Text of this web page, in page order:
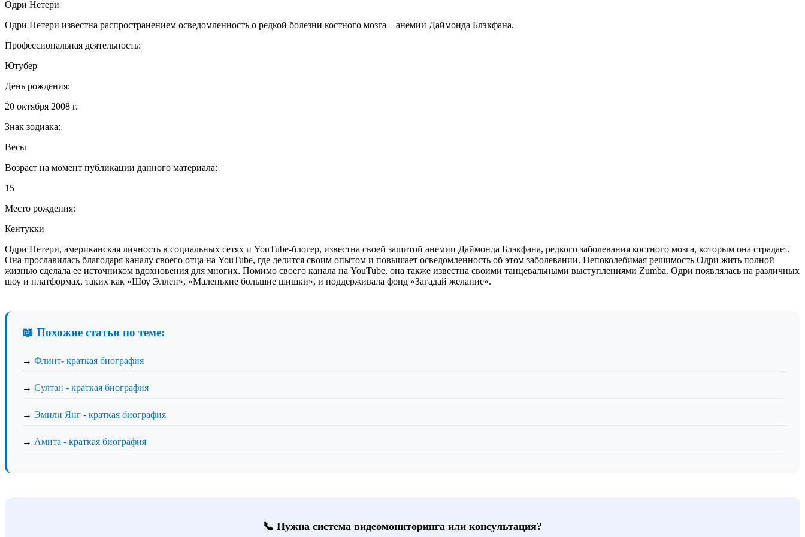
Одри Нетери
Одри Нетери известна распространением осведомленность о редкой болезни костного мозга – анемии Даймонда Блэкфана.
Профессиональная деятельность:
Ютубер
День рождения:
20 октября 2008 г.
Знак зодиака:
Весы
Возраст на момент публикации данного материала:
15
Место рождения:
Кентукки
Одри Нетери, американская личность в социальных сетях и YouTube-блогер, известна своей защитой анемии Даймонда Блэкфана, редкого заболевания костного мозга, которым она страдает.
Она прославилась благодаря каналу своего отца на YouTube, где делится своим опытом и повышает осведомленность об этом заболевании. Непоколебимая решимость Одри жить полной
жизнью сделала ее источником вдохновения для многих. Помимо своего канала на YouTube, она также известна своими танцевальными выступлениями Zumba. Одри появлялась на различных
шоу и платформах, таких как «Шоу Эллен», «Маленькие большие шишки», и поддерживала фонд «Загадай желание».
📖 Похожие статьи по теме:
→ Флинт- краткая биография
→ Султан - краткая биография
→ Эмили Янг - краткая биография
→ Амита - краткая биография
📞 Нужна система видеомониторинга или консультация?